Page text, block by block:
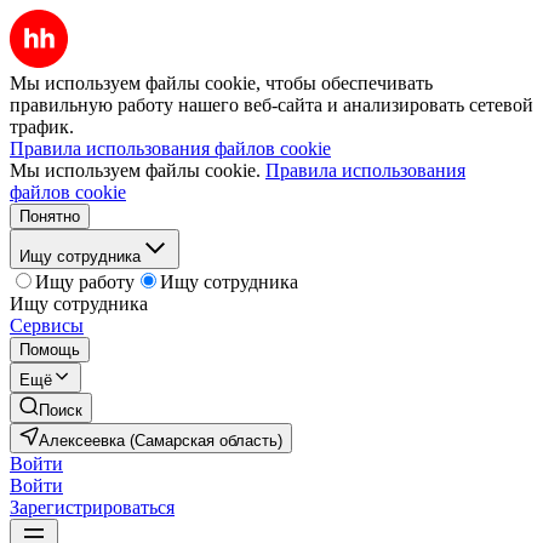
Мы используем файлы cookie, чтобы обеспечивать
правильную работу нашего веб-сайта и анализировать сетевой
трафик.
Правила использования файлов cookie
Мы используем файлы cookie. Правила использования
файлов cookie
Понятно
Ищу сотрудника
Ищу работу
Ищу сотрудника
Ищу сотрудника
Сервисы
Помощь
Ещё
Поиск
Алексеевка (Самарская область)
Войти
Войти
Зарегистрироваться